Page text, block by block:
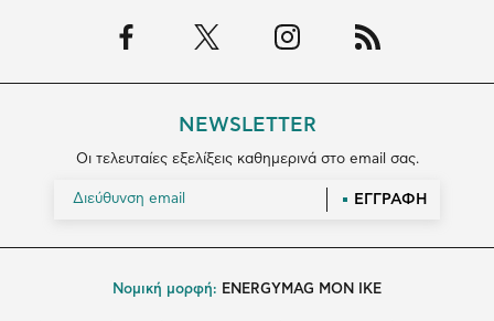
NEWSLETTER
Οι τελευταίες εξελίξεις καθημερινά στο email σας.
ΕΓΓΡΑΦΗ
Νομική μορφή: ENERGYMAG MON IKE